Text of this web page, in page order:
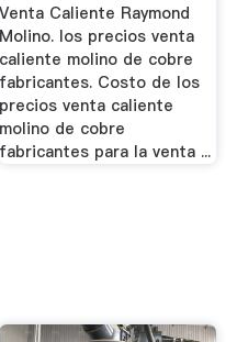
Venta Caliente Raymond
Molino. los precios venta
caliente molino de cobre
fabricantes. Costo de los
precios venta caliente
molino de cobre
fabricantes para la venta ...